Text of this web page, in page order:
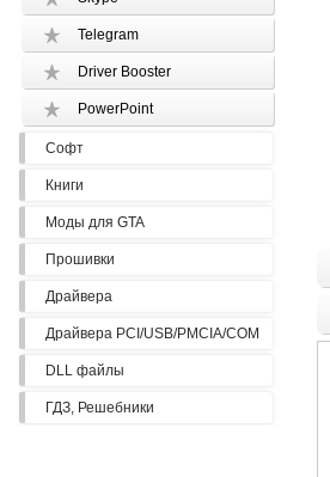
Telegram
Driver Booster
PowerPoint
Софт
Книги
Моды для GTA
Прошивки
Драйвера
Драйвера PCI/USB/PMCIA/COM
DLL файлы
ГДЗ, Решебники